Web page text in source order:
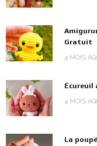
Gratuit
4 MOIS
Écureuil
4 MOIS
La